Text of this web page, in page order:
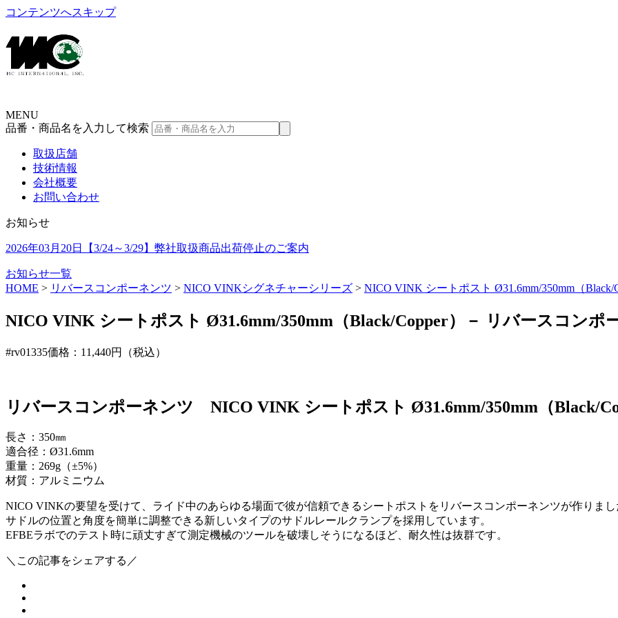
コンテンツへスキップ
MENU
品番・商品名を入力して検索
取扱店舗
技術情報
会社概要
お問い合わせ
お知らせ
2026年03月20日 【3/24～3/29】弊社取扱商品出荷停止のご案内
お知らせ一覧
HOME > リバースコンポーネンツ > NICO VINKシグネチャーシリーズ > NICO VINK シートポスト Ø31.6mm/350mm（
NICO VINK シートポスト Ø31.6mm/350mm（Black/Copper）－ リバースコンポ
#rv01335価格：11,440円（税込）
リバースコンポーネンツ NICO VINK シートポスト Ø31.6mm/350mm（Black/
長さ：350㎜
適合径：Ø31.6mm
重量：269g（±5%）
材質：アルミニウム
NICO VINKの要望を受けて、ライド中のあらゆる場面で彼が信頼できるシートポストをリバースコンポーネンツが作りまし
サドルの位置と角度を簡単に調整できる新しいタイプのサドルレールクランプを採用しています。
EFBEラボでのテスト時に頑丈すぎて測定機械のツールを破壊しそうになるほど、耐久性は抜群です。
＼この記事をシェアする／